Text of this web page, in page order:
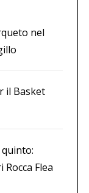
nel
il Basket
Flea